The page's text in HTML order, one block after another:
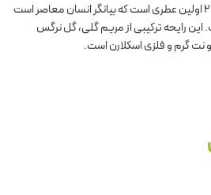
توضیحات رایحه: ادو تویلت اچ 24 اولین عطری است که بیانگر انسان معاصر است
رایحه ترکیبی از مریم گلی، گل نرگس
گرم و فلزی اسکلارن است.